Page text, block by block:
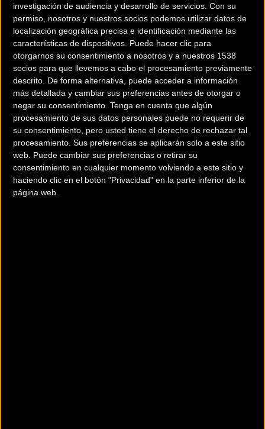
investigación de audiencia y desarrollo de servicios. Con su
permiso, nosotros y nuestros socios podemos utilizar datos de
localización geográfica precisa e identificación mediante las
características de dispositivos. Puede hacer clic para
otorgarnos su consentimiento a nosotros y a nuestros 1538
socios para que llevemos a cabo el procesamiento previamente
descrito. De forma alternativa, puede acceder a información
más detallada y cambiar sus preferencias antes de otorgar o
negar su consentimiento. Tenga en cuenta que algún
procesamiento de sus datos personales puede no requerir de
su consentimiento, pero usted tiene el derecho de rechazar tal
procesamiento. Sus preferencias se aplicarán solo a este sitio
web. Puede cambiar sus preferencias o retirar su
consentimiento en cualquier momento volviendo a este sitio y
haciendo clic en el botón "Privacidad" en la parte inferior de la
página web.
Ambos recorridos, tanto el largo (XCM-63km) como el corto
(XCC-37km), están abiertos a la participación en categoría Pro
. En total 4 posibilidades diferentes para tomar parte en
cualquiera de las 4 carreras de la Marathon Cup.
Si buscas la larga distancia y pasar más tiempo sobre tu BTT el
recorrido XCM de la Marathon Cup es tu mejor opción. Serán 63
kilómetros de trazado con forma de 8, lo que permite volver a pasar
por la zona de meta y facilita la asistencia a los bikers
aproximadamente a mitad de recorrido. Tendrás que superar un
desnivel positivo de algo más de1.900 metros. En este trazado la
ascensión más dura se sitúa en los primeros kilómetros.